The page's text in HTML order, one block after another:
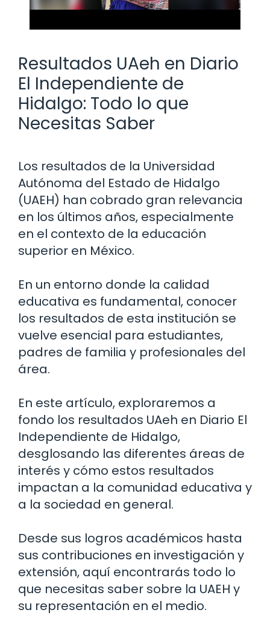
Resultados UAeh en Diario
El Independiente de
Hidalgo: Todo lo que
Necesitas Saber
Los resultados de la Universidad
Autónoma del Estado de Hidalgo
(UAEH) han cobrado gran relevancia
en los últimos años, especialmente
en el contexto de la educación
superior en México.
En un entorno donde la calidad
educativa es fundamental, conocer
los resultados de esta institución se
vuelve esencial para estudiantes,
padres de familia y profesionales del
área.
En este artículo, exploraremos a
fondo los resultados UAeh en Diario El
Independiente de Hidalgo,
desglosando las diferentes áreas de
interés y cómo estos resultados
impactan a la comunidad educativa y
a la sociedad en general.
Desde sus logros académicos hasta
sus contribuciones en investigación y
extensión, aquí encontrarás todo lo
que necesitas saber sobre la UAEH y
su representación en el medio.